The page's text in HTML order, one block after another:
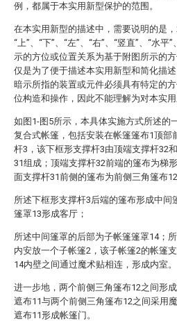
例，都属于本实用新型保护的范围。
在本实用新型的描述中，需要说明的是，
“上”、“下”、“左”、“右”、“竖直”、“水平
示的方位或位置关系为基于附图所示的方
仅是为了便于描述本实用新型和简化描
暗示所指的装置或元件必须具有特定的
位构造和操作，因此不能理解为对本实用
如图1-图5所示，本具体实施方式所述的
复合式帐篷，包括安装在帐篷篷布1顶部
杆3，该下框形支撑杆3由顶端支撑杆32
31组成；顶端支撑杆32前端的篷布为梯
面支撑杆31前侧的篷布为前侧三角篷布12
所述下框形支撑杆3后端的篷布形成中间
篷罩13形成客厅；
所述中间篷罩的后部为子帐篷篷罩14；
内安放一个子帐篷2，该子帐篷2的帐篷
14内壁之间通过魔术贴相连，形成内室。
进一步地，两个前侧三角篷布12之间形
遮布11与两个前侧三角篷布12之间采用
遮布11形成帐篷门。